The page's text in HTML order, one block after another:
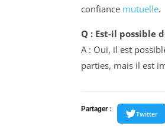
confiance mutuelle.
Q : Est-il possible
A : Oui, il est
parties, mais il est
Partager :
Twitter